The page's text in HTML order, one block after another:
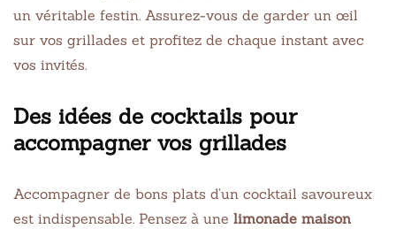
un véritable festin. Assurez-vous de garder un œil
sur vos grillades et profitez de chaque instant avec
vos invités.
Des idées de cocktails pour
accompagner vos grillades
Accompagner de bons plats d’un cocktail savoureux
est indispensable. Pensez à une limonade maison